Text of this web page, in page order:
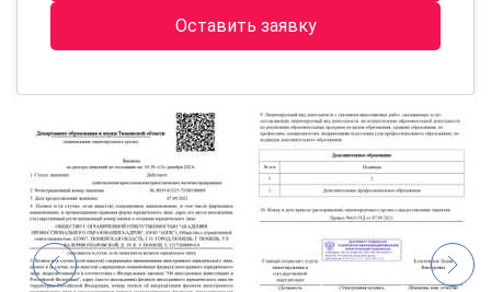
Оставить заявку